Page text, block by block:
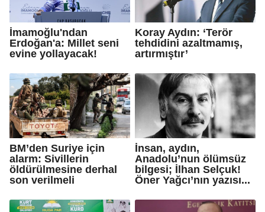
İmamoğlu'ndan
Erdoğan'a: Millet seni
evine yollayacak!
Koray Aydın: ‘Terör
tehdidini azaltmamış,
artırmıştır’
BM’den Suriye için
alarm: Sivillerin
öldürülmesine derhal
son verilmeli
İnsan, aydın,
Anadolu’nun ölümsüz
bilgesi; İlhan Selçuk!
Öner Yağcı’nın yazısı...